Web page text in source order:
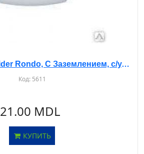
РОЗЕТКА Schneider Rondo, С Заземлением, с/у, RS16-264
Код: 5611
21.00 MDL
КУПИТЬ